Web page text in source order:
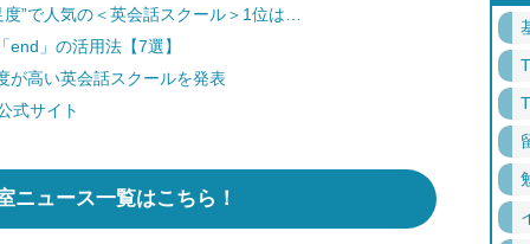
”で人気の＜英会話スクール＞1位は…
」の活用法【7選】
高い英会話スクールを発表
式サイト
ニュース一覧はこちら！